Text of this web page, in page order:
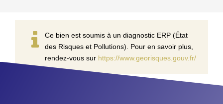
Ce bien est soumis à un diagnostic ERP (État
des Risques et Pollutions). Pour en savoir plus,
rendez-vous sur https://www.georisques.gouv.fr/